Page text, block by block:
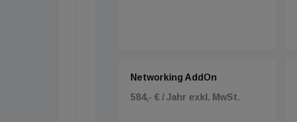
Networking AddOn
584,- € / Jahr exkl. MwSt.